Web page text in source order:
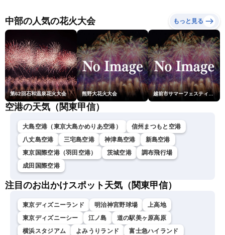
ュースLiVEコーヒータイ
ム・青原桃香／山口剛央〉
中部の人気の花火大会 もっと見る
第62回石和温泉花火大会 熊野大花火大会 越前市サマーフェスティバル花火大会
空港の天気（関東甲信）
大島空港（東京大島かめりあ空港）
信州まつもと空港
八丈島空港
三宅島空港 神津島空港
新島空港
東京国際空港（羽田空港）
茨城空港
調布飛行場
成田国際空港
注目のお出かけスポット天気（関東甲信）
東京ディズニーランド 明治神宮野球場
上高地
東京ディズニーシー
江ノ島
道の駅美ヶ原高原
横浜スタジアム
よみうりランド 富士急ハイランド